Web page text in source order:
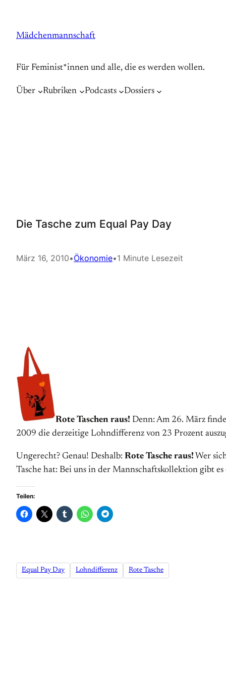
springen
Mädchenmannschaft
Für Feminist*innen und alle, die es werden wollen.
Über Rubriken Podcasts Dossiers
Die Tasche zum Equal Pay Day
März 16, 2010•Ökonomie•1 Minute Lesezeit
Rote Taschen raus! Denn: Am 26. März
2009 die derzeitige Lohndifferenz von 23 Prozent
Ungerecht? Genau! Deshalb: Rote Tasche raus! Wer
Tasche hat: Bei uns in der Mannschaftskollektion gibt
Teilen:
Equal Pay Day Lohndifferenz Rote Tasche